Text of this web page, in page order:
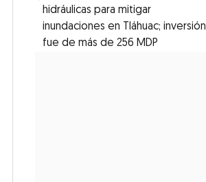
hidráulicas para mitigar
inundaciones en Tláhuac; inversión
fue de más de 256 MDP